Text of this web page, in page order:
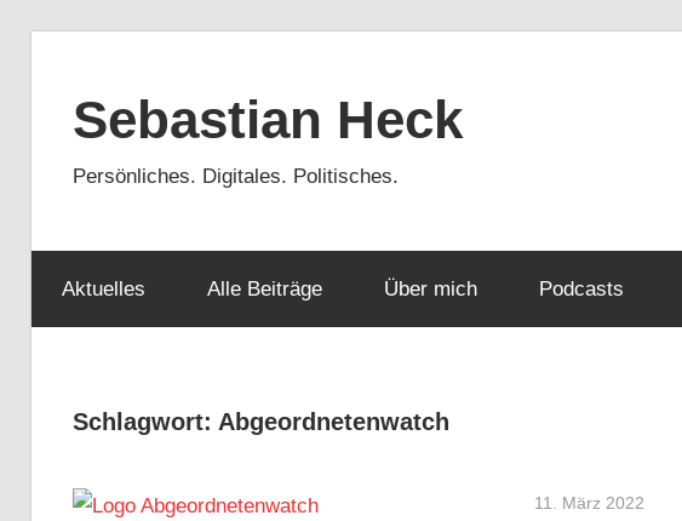
springenSebastian Heck
Persönliches. Digitales. Politisches.
Aktuelles Alle Beiträge Über mich Podcasts
Schlagwort: Abgeordnetenwatch
11. März 2022